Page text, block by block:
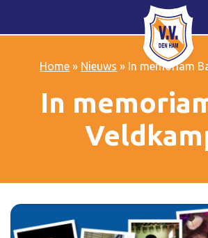
Home » Nieuws » In memoriam
In